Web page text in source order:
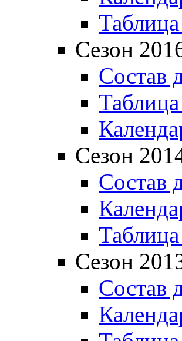
Сезон
Состав
Сезон
Состав
Сезон
Состав